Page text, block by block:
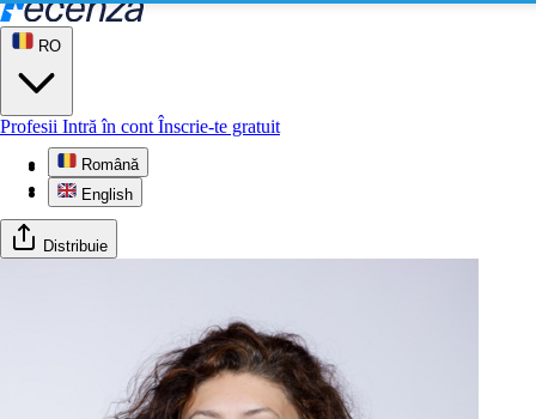
RO
Română
English
Profesii Intră în cont Înscrie-te gratuit
Profil
Galerie
Distribuie